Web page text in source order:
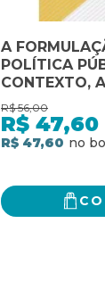
A
POLÍTICA
CONTEXTO,
IDEIAS NA
POLÍTICA
R$ 56,00
R$ 47,60
R$ 47,60